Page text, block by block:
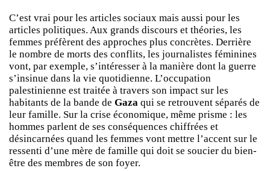
C’est vrai pour les articles sociaux mais aussi pour les
articles politiques. Aux grands discours et théories, les
femmes préfèrent des approches plus concrètes. Derrière
le nombre de morts des conflits, les journalistes féminines
vont, par exemple, s’intéresser à la manière dont la guerre
s’insinue dans la vie quotidienne. L’occupation
palestinienne est traitée à travers son impact sur les
habitants de la bande de Gaza qui se retrouvent séparés de
leur famille. Sur la crise économique, même prisme : les
hommes parlent de ses conséquences chiffrées et
désincarnées quand les femmes vont mettre l’accent sur le
ressenti d’une mère de famille qui doit se soucier du bien-
être des membres de son foyer.